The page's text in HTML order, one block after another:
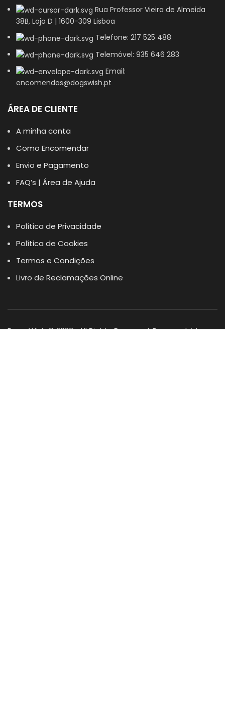
Rua Professor Vieira de Almeida
38B, Loja D | 1600-309 Lisboa
Telefone: 217 525 488
Telemóvel: 935 646 283
Email:
encomendas@dogswish.pt
ÁREA DE CLIENTE
A minha conta
Como Encomendar
Envio e Pagamento
FAQ’s | Área de Ajuda
TERMOS
Política de Privacidade
Política de Cookies
Termos e Condições
Livro de Reclamações Online
Dogs Wish © 2023 . All Rights Reserved. Desenvolvido por